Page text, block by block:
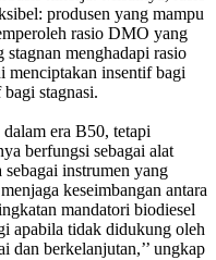
produsen yang mampu
rasio DMO yang
stagnan menghadapi rasio
menciptakan insentif bagi
stagnasi.
era B50, tetapi
berfungsi sebagai alat
instrumen yang
keseimbangan antara
mandatori biodiesel
apabila tidak didukung oleh
dan berkelanjutan,’’ ungkap